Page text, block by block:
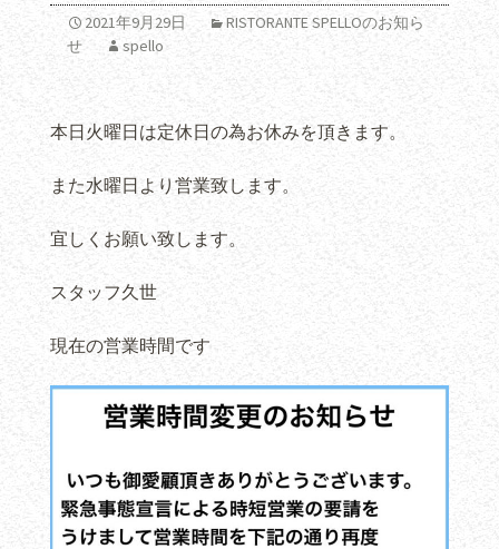
2021年9月29日
RISTORANTE SPELLOのお知ら
せ
spello
本日火曜日は定休日の為お休みを頂きます。
また水曜日より営業致します。
宜しくお願い致します。
スタッフ久世
現在の営業時間です